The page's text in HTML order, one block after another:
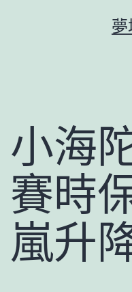
夢
小海
賽時
嵐升